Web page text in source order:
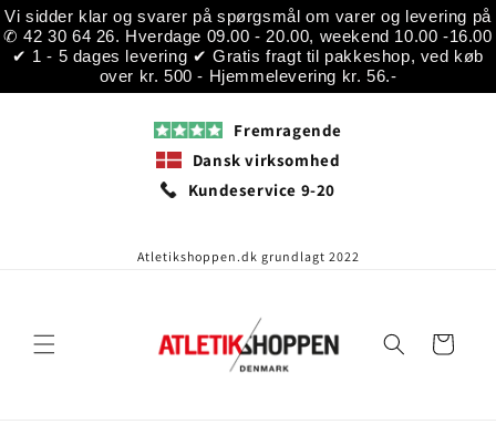
Vi sidder klar og svarer på spørgsmål om varer og levering på
✆ 42 30 64 26. Hverdage 09.00 - 20.00, weekend 10.00 -16.00
✔ 1 - 5 dages levering ✔ Gratis fragt til pakkeshop, ved køb
over kr. 500 - Hjemmelevering kr. 56.-
Gå til
indhold
Fremragende
Dansk virksomhed
Kundeservice 9-20
Atletikshoppen.dk grundlagt 2022
Indkøbskurv